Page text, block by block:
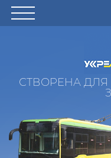
СТВОРЕНА